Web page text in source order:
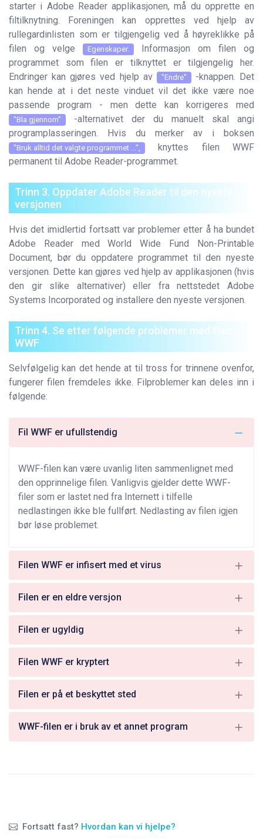
starter i Adobe Reader applikasjonen, må du opprette en
filtilknytning. Foreningen kan opprettes ved hjelp av
rullegardinlisten som er tilgjengelig ved å høyreklikke på
filen og velge
Egenskaper.
Informasjon om filen og
programmet som filen er tilknyttet er tilgjengelig her.
Endringer kan gjøres ved hjelp av
"Endre" -knappen. Det
kan hende at i det neste vinduet vil det ikke være noe
passende program - men dette kan korrigeres med
"Bla gjennom"
-alternativet der du manuelt skal angi
programplasseringen. Hvis du merker av i boksen
"Bruk alltid det valgte programmet ...",
knyttes filen WWF
permanent til Adobe Reader-programmet.
Trinn 3. Oppdater Adobe Reader til den nyeste
versjonen
Hvis det imidlertid fortsatt var problemer etter å ha bundet
Adobe Reader med World Wide Fund Non-Printable
Document, bør du oppdatere programmet til den nyeste
versjonen. Dette kan gjøres ved hjelp av applikasjonen (hvis
den gir slike alternativer) eller fra nettstedet Adobe
Systems Incorporated og installere den nyeste versjonen.
Trinn 4. Se etter følgende problemer med filen
WWF
Selvfølgelig kan det hende at til tross for trinnene ovenfor,
fungerer filen fremdeles ikke. Filproblemer kan deles inn i
følgende:
Fil WWF er ufullstendig
WWF-filen kan være uvanlig liten sammenlignet med
den opprinnelige filen. Vanligvis gjelder dette WWF-
filer som er lastet ned fra Internett i tilfelle
nedlastingen ikke ble fullført. Nedlasting av filen igjen
bør løse problemet.
Filen WWF er infisert med et virus
Filen er en eldre versjon
Filen er ugyldig
Filen WWF er kryptert
Filen er på et beskyttet sted
WWF-filen er i bruk av et annet program
Fortsatt fast? Hvordan kan vi hjelpe?